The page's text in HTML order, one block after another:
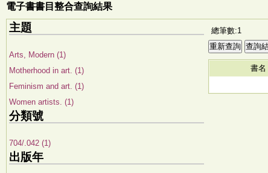
電子書書目整合查詢結果
主題
Arts, Modern (1)
Motherhood in art. (1)
Feminism and art. (1)
Women artists. (1)
分類號
704/.042 (1)
出版年
總筆數:1
書名